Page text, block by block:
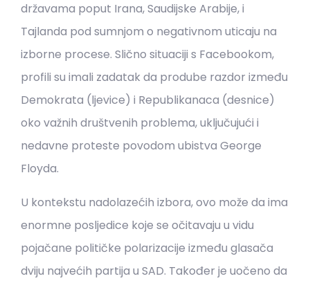
državama poput Irana, Saudijske Arabije, i
Tajlanda pod sumnjom o negativnom uticaju na
izborne procese. Slično situaciji s Facebookom,
profili su imali zadatak da prodube razdor između
Demokrata (ljevice) i Republikanaca (desnice)
oko važnih društvenih problema, uključujući i
nedavne proteste povodom ubistva George
Floyda.
U kontekstu nadolazećih izbora, ovo može da ima
enormne posljedice koje se očitavaju u vidu
pojačane političke polarizacije između glasača
dviju najvećih partija u SAD. Također je uočeno da